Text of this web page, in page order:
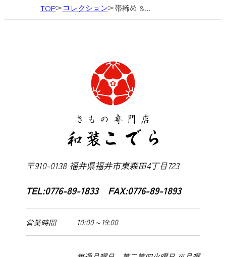
TOP コレクション 帯締め &...
〒910-0138 福井県福井市東森田4丁目723
TEL:0776-89-1833 FAX:0776-89-1893
営業時間 10:00～19:00